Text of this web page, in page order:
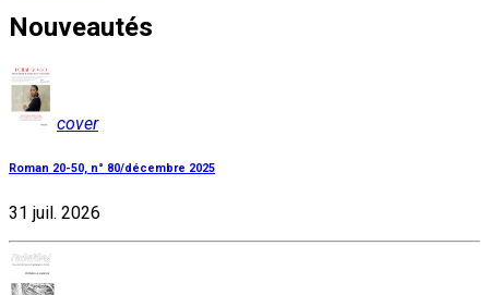
Nouveautés
cover
Roman 20-50, n° 80/décembre 2025
31 juil. 2026